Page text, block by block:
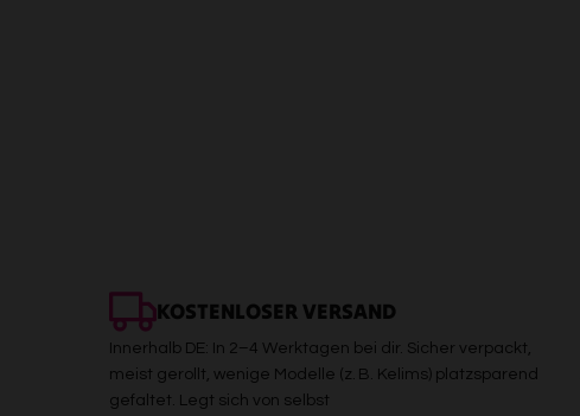
KOSTENLOSER VERSAND
Innerhalb DE: In 2–4 Werktagen bei dir. Sicher verpackt,
meist gerollt, wenige Modelle (z. B. Kelims) platzsparend
gefaltet. Legt sich von selbst